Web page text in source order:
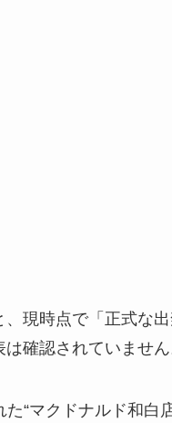
現時点で「正式な出
確認されていません
た“マクドナルド和白